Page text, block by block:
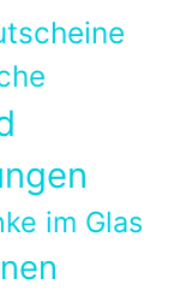
im Glas